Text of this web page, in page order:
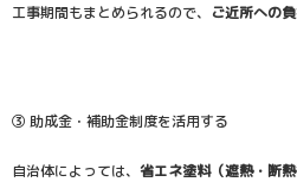
工事期間もまとめられるので、 ご近所への
③ 助成金・補助金制度を活用する
自治体によっては、 省エネ塗料（遮熱・断